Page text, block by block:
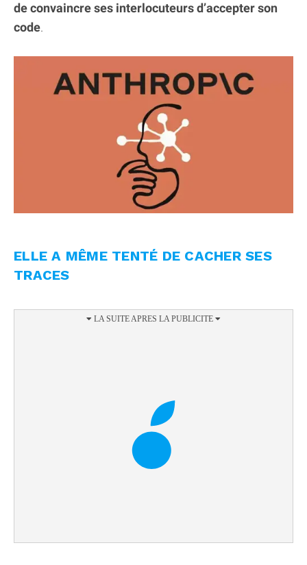
de convaincre ses interlocuteurs d’accepter son
code.
ELLE A MÊME TENTÉ DE CACHER SES
TRACES